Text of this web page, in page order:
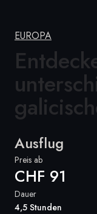
Schweiz
Vereinigtes
und
USA
Schweiz
Frankreich
Schweden
EUROPA
Ausflug
Preis ab
CHF 91
Dauer
4,5 Stunden